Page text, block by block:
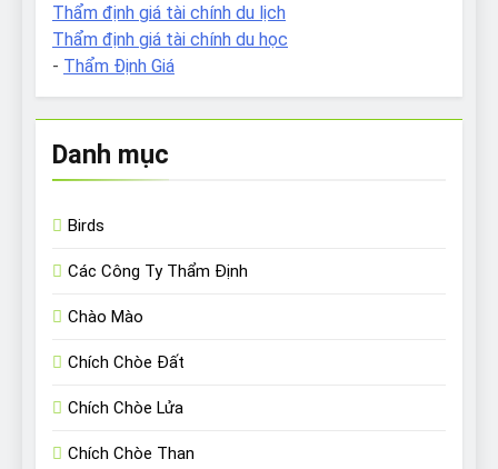
Thẩm định giá tài chính du lịch
Thẩm định giá tài chính du học
- Thẩm Định Giá
Danh mục
Birds
Các Công Ty Thẩm Định
Chào Mào
Chích Chòe Đất
Chích Chòe Lửa
Chích Chòe Than